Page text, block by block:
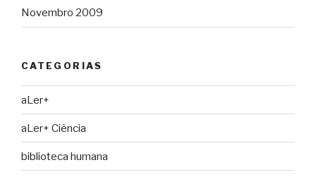
Novembro 2009
CATEGORIAS
aLer+
aLer+ Ciência
biblioteca humana